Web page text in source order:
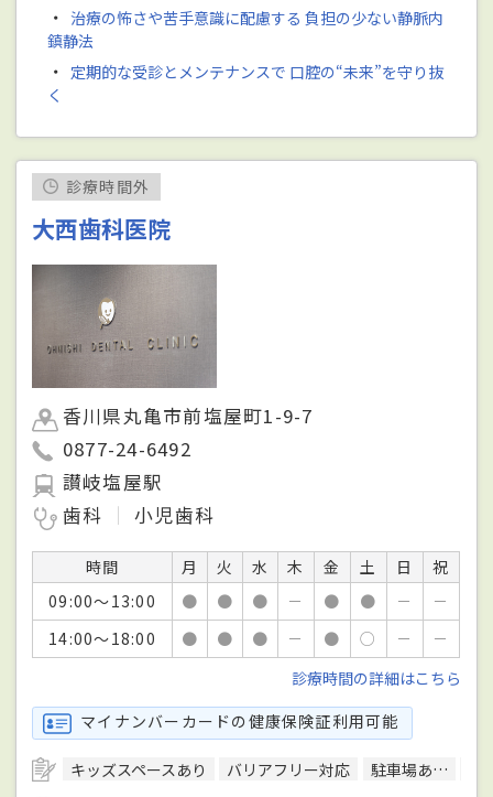
・ 治療の怖さや苦手意識に配慮する 負担の少ない静脈内
鎮静法
・ 定期的な受診とメンテナンスで 口腔の“未来”を守り抜
く
診療時間外
大西歯科医院
香川県丸亀市前塩屋町1-9-7
0877-24-6492
讃岐塩屋駅
歯科
小児歯科
時間 月 火 水 木 金 土 日
祝
09:00～13:00
● ● ● － ● ● －
－
14:00～18:00
● ● ● － ● ○ －
－
診療時間の詳細はこちら
マイナンバーカードの健康保険証利用可能
キッズスペースあり バリアフリー対応 駐車場あり